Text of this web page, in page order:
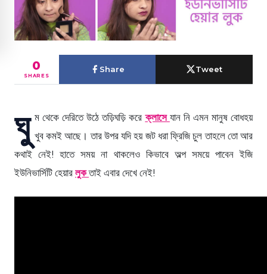
0
SHARES
Share Tweet
ঘু ম থেকে দেরিতে উঠে তড়িঘড়ি করেক্লাসে যান নি এমন মানুষ বোধহয়
খুব কমই আছে। তার উপর যদি হয় জট ধরা ফ্রিজি চুল তাহলে তো আর
কথাই নেই! হাতে সময় না থাকলেও কিভাবে অল্প সময়ে পাবেন ইজি
ইউনিভার্সিটি হেয়ার লুক তাই এবার দেখে নেই!